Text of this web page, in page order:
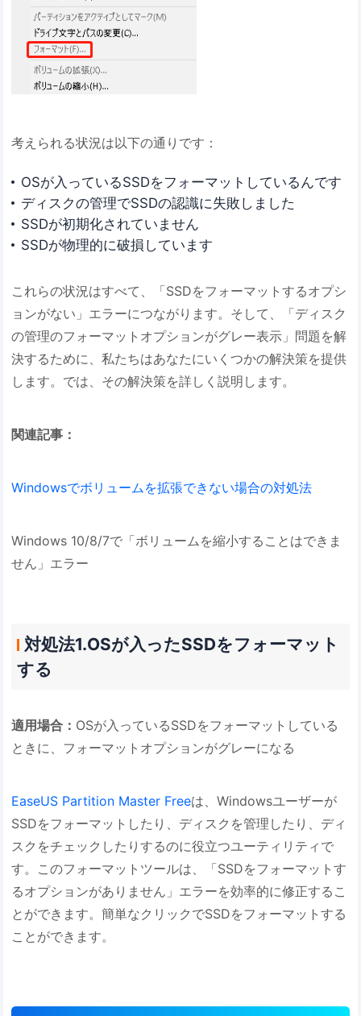
考えられる状況は以下の通りです：
OSが入っているSSDをフォーマットしているんです
ディスクの管理でSSDの認識に失敗しました
SSDが初期化されていません
SSDが物理的に破損しています
これらの状況はすべて、「SSDをフォーマットするオプシ
ョンがない」エラーにつながります。そして、「ディスク
の管理のフォーマットオプションがグレー表示」問題を解
決するために、私たちはあなたにいくつかの解決策を提供
します。では、その解決策を詳しく説明します。
関連記事：
Windowsでボリュームを拡張できない場合の対処法
Windows 10/8/7で「ボリュームを縮小することはできま
せん」エラー
対処法1.OSが入ったSSDをフォーマット
する
適用場合： OSが入っているSSDをフォーマットしている
ときに、フォーマットオプションがグレーになる
EaseUS Partition Master Freeは、Windowsユーザーが
SSDをフォーマットしたり、ディスクを管理したり、ディ
スクをチェックしたりするのに役立つユーティリティで
す。このフォーマットツールは、「SSDをフォーマットす
るオプションがありません」エラーを効率的に修正するこ
とができます。簡単なクリックでSSDをフォーマットする
ことができます。